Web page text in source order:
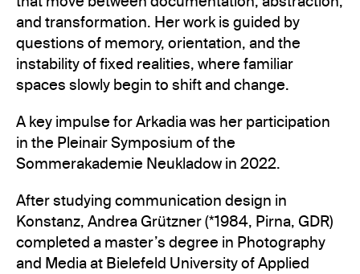
and transformation. Her work is guided by
questions of memory, orientation, and the
instability of fixed realities, where familiar
spaces slowly begin to shift and change.
A key impulse for Arkadia was her participation
in the Pleinair Symposium of the
Sommerakademie Neukladow in 2022.
After studying communication design in
Konstanz, Andrea Grützner (*1984, Pirna, GDR)
completed a master’s degree in Photography
and Media at Bielefeld University of Applied